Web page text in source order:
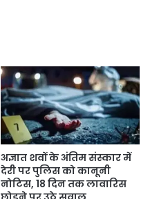
अज्ञात शवों के अंतिम संस्कार में
देरी पर पुलिस को कानूनी
नोटिस, 18 दिन तक लावारिस